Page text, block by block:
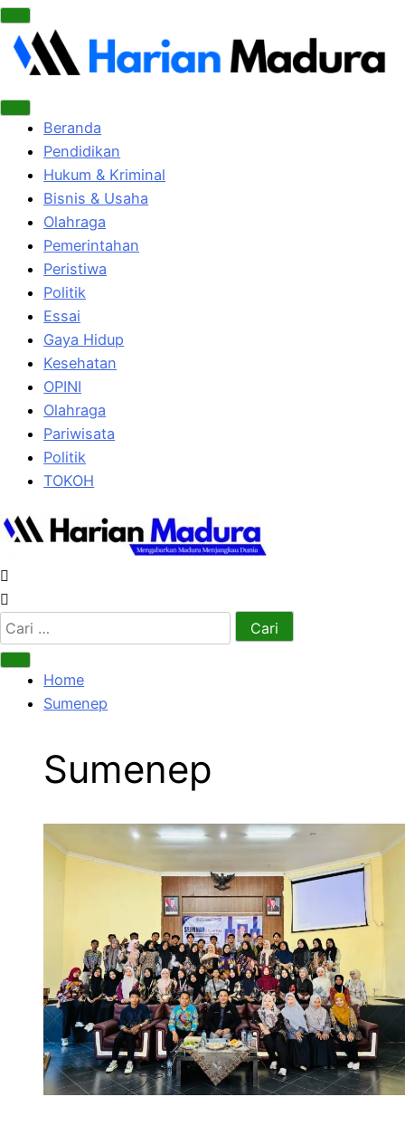
Beranda
Pendidikan
Hukum & Kriminal
Bisnis & Usaha
Olahraga
Pemerintahan
Peristiwa
Politik
Essai
Gaya Hidup
Kesehatan
OPINI
Olahraga
Pariwisata
Politik
TOKOH
Cari
untuk:
Home
Sumenep
Sumenep